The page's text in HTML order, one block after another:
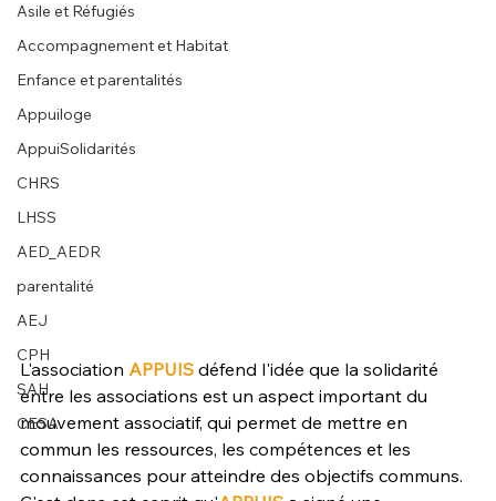
Asile et Réfugiés
Accompagnement et Habitat
Enfance et parentalités
Appuiloge
AppuiSolidarités
CHRS
LHSS
AED_AEDR
parentalité
AEJ
CPH
SAH
CESA
L'association APPUIS défend l'idée que la solidarité
entre les associations est un aspect important du
mouvement associatif, qui permet de mettre en
commun les ressources, les compétences et les
connaissances pour atteindre des objectifs communs.